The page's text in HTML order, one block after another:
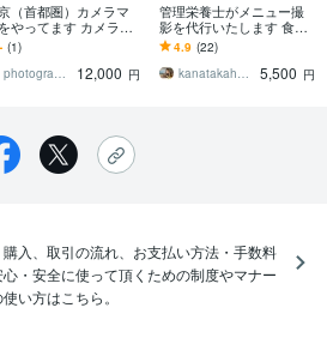
（首都圏）カメラマ
やってます カメラを
て色んな角度から楽
撮る
- (1)
photographer kan
12,000 円
管理栄養士がメニュー撮
影を代行いたします 食品
メーカーで培ってきた撮
影経験を活かしお手伝い
します！
4.9 (22)
kanatakahashi
5,500 円
入、取引の流れ、お支払い方法・手数料
・安全に使って頂くための制度やマナー
い方はこちら。